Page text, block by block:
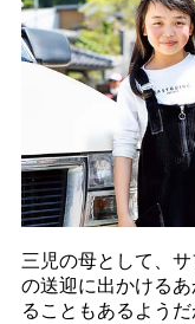
三児の母として、
の送迎に出かける
ることもあるよう